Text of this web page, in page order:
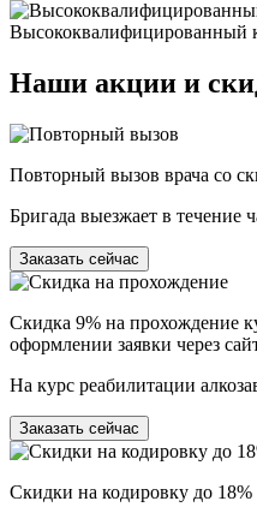
Высококвалифицированный
Наши акции и
Повторный вызов врача со
Бригада выезжает в течение
Заказать сейчас
Скидка 9% на прохождение
оформлении заявки через
На курс реабилитации
Заказать сейчас
Скидки на кодировку до 18%